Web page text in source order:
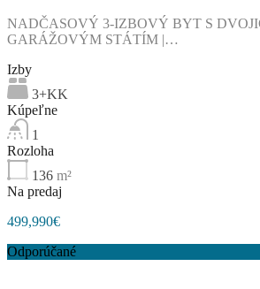
NADČASOVÝ 3-IZBOVÝ BYT S
GARÁŽOVÝM STÁTÍM |…
Izby
3+KK
Kúpeľne
1
Rozloha
136 m²
Na predaj
499,990€
Odporúčané